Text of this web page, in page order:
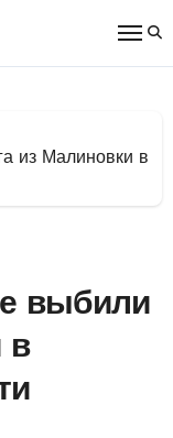
из Малиновки в
выбили
в